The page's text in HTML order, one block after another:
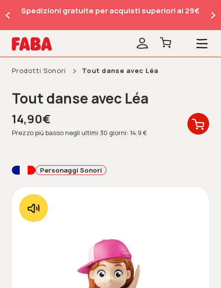
Spedizioni gratuite per acquisti superiori ai 29€
Prodotti Sonori Tout danse avec Léa
Tout danse avec Léa
14,90€
Prezzo più basso negli ultimi 30 giorni: 14.9 €
Personaggi Sonori